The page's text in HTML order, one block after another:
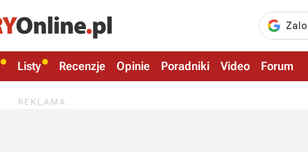
Listy Recenzje Opinie Poradniki Video Forum